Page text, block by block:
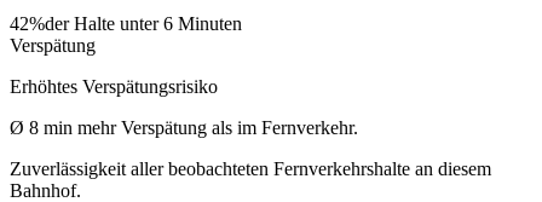
42%der Halte unter 6 Minuten
Verspätung
Erhöhtes Verspätungsrisiko
Ø 8 min mehr Verspätung als im Fernverkehr.
Zuverlässigkeit aller beobachteten Fernverkehrshalte an diesem
Bahnhof.